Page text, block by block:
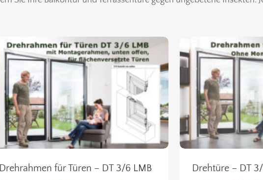
Drehrahmen für Türen – DT 3/6 LMB Drehtüre – DT